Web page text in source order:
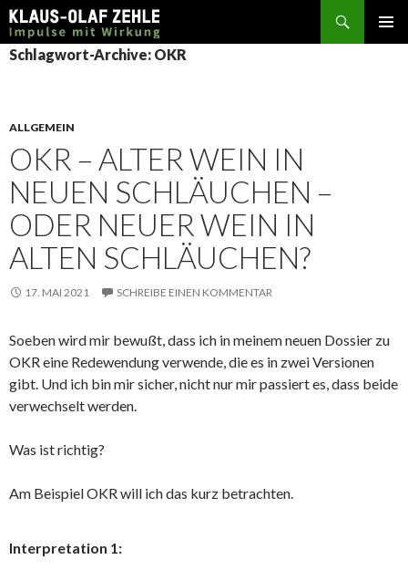
Suchen
SPRINGE
ZUM
Schlagwort-Archive: OKR
ALLGEMEIN
OKR – ALTER WEIN IN
NEUEN SCHLÄUCHEN –
ODER NEUER WEIN IN
ALTEN SCHLÄUCHEN?
17. MAI 2021 SCHREIBE EINEN KOMMENTAR
Soeben wird mir bewußt, dass ich in meinem neuen Dossier zu
OKR eine Redewendung verwende, die es in zwei Versionen
gibt. Und ich bin mir sicher, nicht nur mir passiert es, dass beide
verwechselt werden.
Was ist richtig?
Am Beispiel OKR will ich das kurz betrachten.
Interpretation 1: